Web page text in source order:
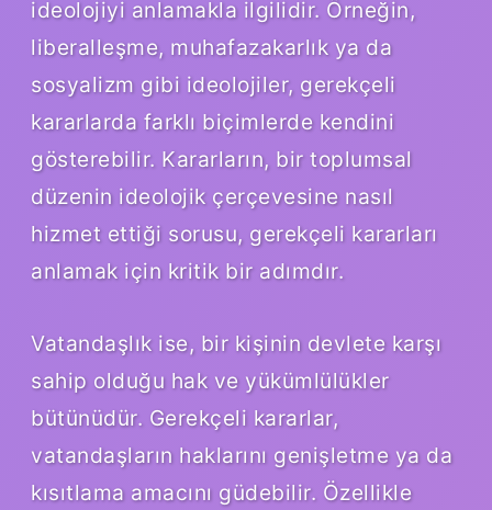
ideolojiyi anlamakla ilgilidir. Örneğin,
liberalleşme, muhafazakarlık ya da
sosyalizm gibi ideolojiler, gerekçeli
kararlarda farklı biçimlerde kendini
gösterebilir. Kararların, bir toplumsal
düzenin ideolojik çerçevesine nasıl
hizmet ettiği sorusu, gerekçeli kararları
anlamak için kritik bir adımdır.
Vatandaşlık ise, bir kişinin devlete karşı
sahip olduğu hak ve yükümlülükler
bütünüdür. Gerekçeli kararlar,
vatandaşların haklarını genişletme ya da
kısıtlama amacını güdebilir. Özellikle